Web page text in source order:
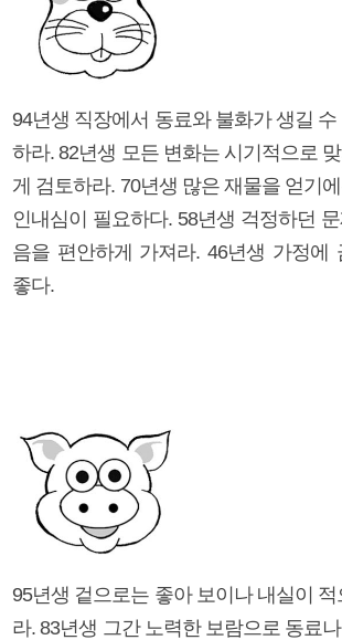
94년생 직장에서 동료와 불화가 생길
하라. 82년생 모든 변화는 시기적으로
게 검토하라. 70년생 많은 재물을 얻기
인내심이 필요하다. 58년생 걱정하던
음을 편안하게 가져라. 46년생 가정에
좋다.
95년생 겉으로는 좋아 보이나 내실이
라. 83년생 그간 노력한 보람으로 동료